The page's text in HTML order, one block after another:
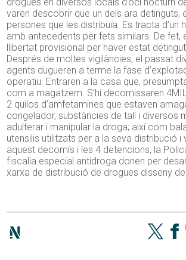
drogues en diversos locals d’oci nocturn
varen descobrir que un dels ara detinguts,
persones que les distribuïa. Es tracta d’un
amb antecedents per fets similars. De fet,
llibertat provisional per haver estat
Després de moltes vigilàncies, el passat
agents dugueren a terme la fase
operatiu. Entraren a la casa que,
com a magatzem. S’hi decomissaren
2 quilos d’amfetamines que estaven
congelador, substàncies de tall i diversos
adulterar i manipular la droga; així com
utensilis utilitzats per a la seva distribució i
aquest decomís i les 4 detencions, la
fiscalia especial antidroga donen per
xarxa de distribució de drogues disseny